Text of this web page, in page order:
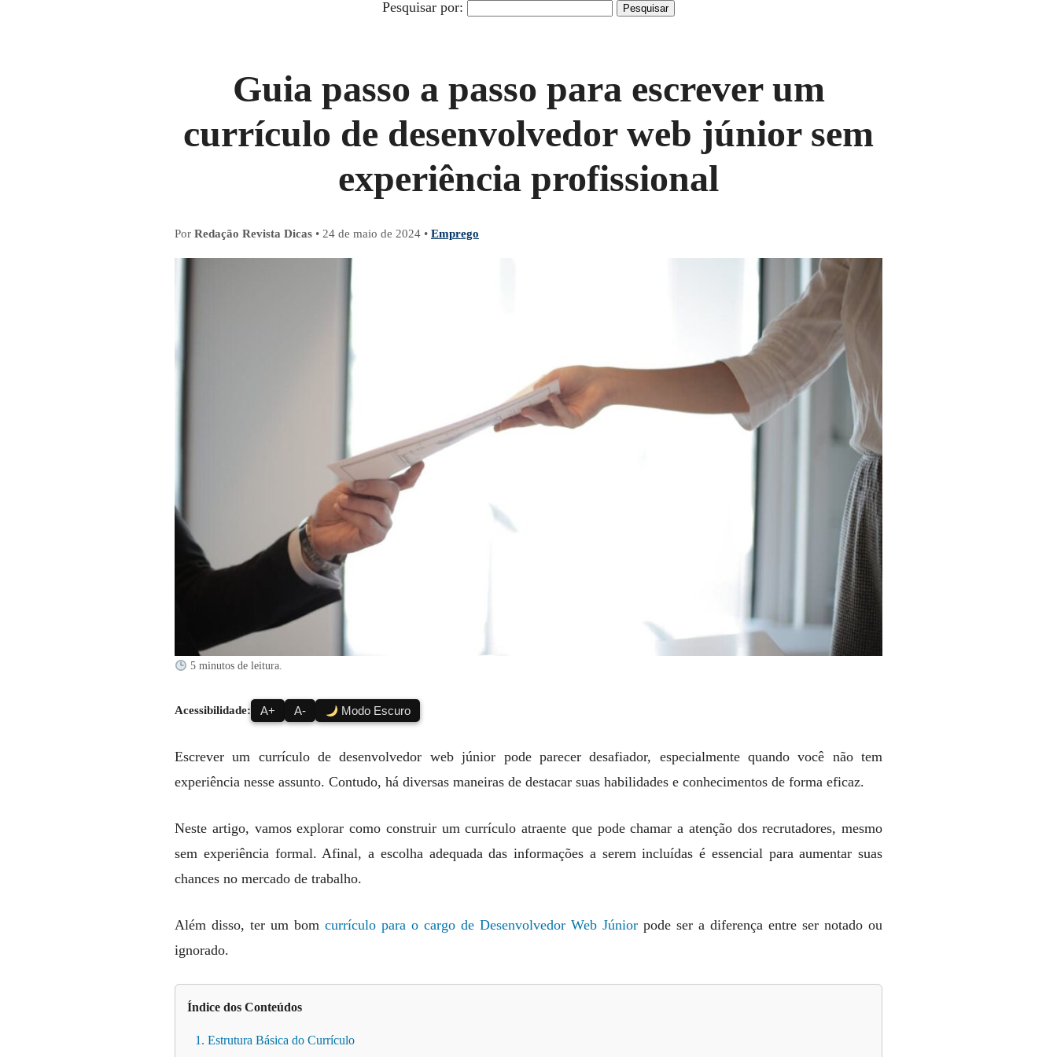
Pesquisar por:
Guia passo a passo para escrever um
currículo de desenvolvedor web júnior sem
experiência profissional
Por Redação Revista Dicas • 24 de maio de 2024 • Emprego
5 minutos de leitura.
Acessibilidade: A+ A- Modo Escuro
Escrever um currículo de desenvolvedor web júnior pode parecer desafiador, especialmente quando você não tem
experiência nesse assunto. Contudo, há diversas maneiras de destacar suas habilidades e conhecimentos de forma eficaz.
Neste artigo, vamos explorar como construir um currículo atraente que pode chamar a atenção dos recrutadores, mesmo
sem experiência formal. Afinal, a escolha adequada das informações a serem incluídas é essencial para aumentar suas
chances no mercado de trabalho.
Além disso, ter um bom currículo para o cargo de Desenvolvedor Web Júnior pode ser a diferença entre ser notado ou
ignorado.
Índice dos Conteúdos
1. Estrutura Básica do Currículo